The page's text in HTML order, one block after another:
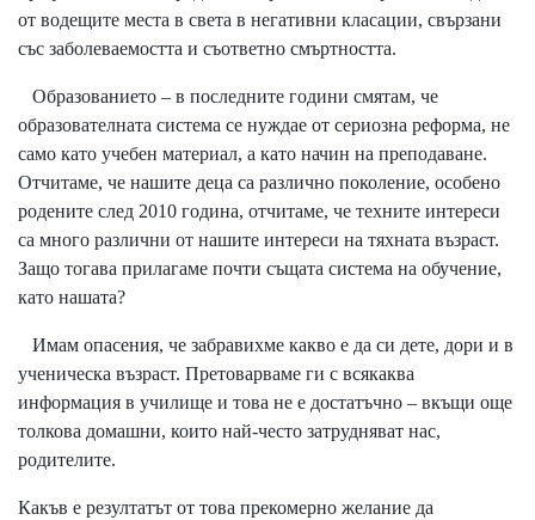
от водещите места в света в негативни класации, свързани
със заболеваемостта и съответно смъртността.
Образованието – в последните години смятам, че
образователната система се нуждае от сериозна реформа, не
само като учебен материал, а като начин на преподаване.
Отчитаме, че нашите деца са различно поколение, особено
родените след 2010 година, отчитаме, че техните интереси
са много различни от нашите интереси на тяхната възраст.
Защо тогава прилагаме почти същата система на обучение,
като нашата?
Имам опасения, че забравихме какво е да си дете, дори и в
ученическа възраст. Претоварваме ги с всякаква
информация в училище и това не е достатъчно – вкъщи още
толкова домашни, които най-често затрудняват нас,
родителите.
Какъв е резултатът от това прекомерно желание да